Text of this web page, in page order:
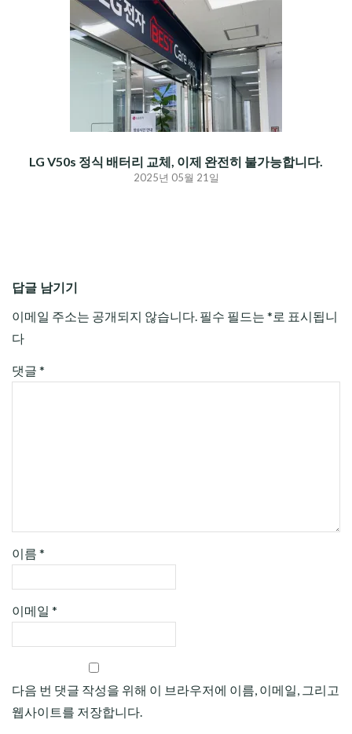
LG V50s 정식 배터리 교체, 이제 완전히 불가능합니다.
2025년 05월 21일
답글 남기기
이메일 주소는 공개되지 않습니다. 필수 필드는 * 로 표시됩니
다
댓글 *
이름 *
이메일 *
다음 번 댓글 작성을 위해 이 브라우저에 이름, 이메일, 그리고
웹사이트를 저장합니다.